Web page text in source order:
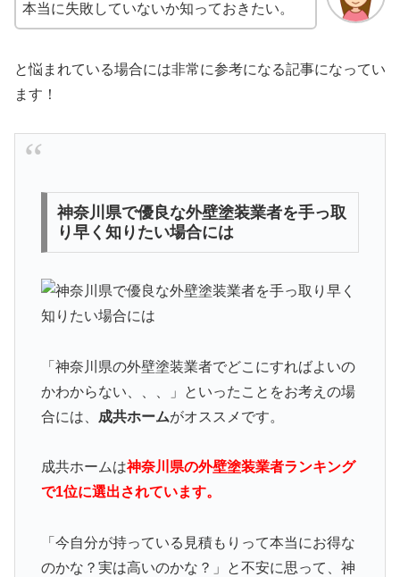
本当に失敗していないか知っておきたい。
と悩まれている場合には非常に参考になる記事になってい
ます！
神奈川県で優良な外壁塗装業者を手っ取
り早く知りたい場合には
「神奈川県の外壁塗装業者でどこにすればよいの
かわからない、、、」といったことをお考えの場
合には、 成共ホームがオススメです。
成共ホームは神奈川県の外壁塗装業者ランキング
で1位に選出されています。
「今自分が持っている見積もりって本当にお得な
のかな？実は高いのかな？」と不安に思って、神